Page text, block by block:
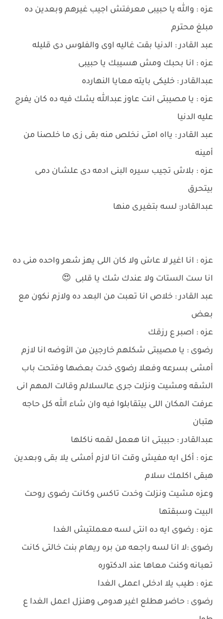
عزه : والله يا حبيبى معرفتش اجيب غيرهم وبعدين ده
مبلغ محترم
عبد القادر : الدنيا بقت غاليه اوى والفلوس دى قليله
عزه : انا بحبك ومش هسيبك يا حبيبى
عبدالقادر : خليكى بايته معايا النهارده
عزه : يا مصيبتى انت عاوز عبدالله يشك فيه ده كان يفرج
عليه الدنيا
عبد القادر : يااه امتى نخلص منه بقى زى ما خلصنا من
أمينه
عزه : بلاش تجيب سيره البنى ادمه دى علشان دمى
بيتحرق
عبدالقادر: لسه بتغيرى منها
عزه : انا اغير لا عاش ولا كان اللى يهز شعر واحده منى ده
انا ست الستات ولا عندك شك يا قلبى 😍
عبد القادر : خلاص انا تعبت من البعد ده ولازم نكون مع
بعض
عزه : اصبر ع رزقك
رضوى : يا مصيبتى شكلهم خارجين من الأوضه انا لازم
أمشى بسرعه وفعلا رضوى خدت بعضها وفتحت باب
الشقه ومشيت ونزلت جرى عالسلالم وقالت المهم انى
عرفت المكان اللى بيتقابلوا فيه وان شاء الله كل حاجه
هتبان
عبدالقادر : حبيبتى انا هعمل لقمه ناكلها
عزه : أكل ايه مفيش وقت انا لازم أمشى يلا بقى وبعدين
هبقى اكلمك سلام
وعزه مشيت ونزلت وخدت تاكس وكانت رضوى روحت
البيت وسبقتها
عزه : رضوى ايه ده انتى لسه معملتيش الغدا
رضوى :لا انا لسه راجعه من بره ريهام بنت خالتى كانت
تعبانه وكنت معاها عند الدكتوره
عزه : طيب يلا ادخلى اعملى الغدا
رضوى : حاضر هطلع اغير هدومى وهنزل اعمل الغدا ع